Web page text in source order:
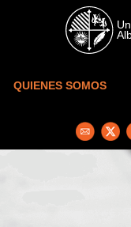
Skip to main content
QUIENES SOMOS